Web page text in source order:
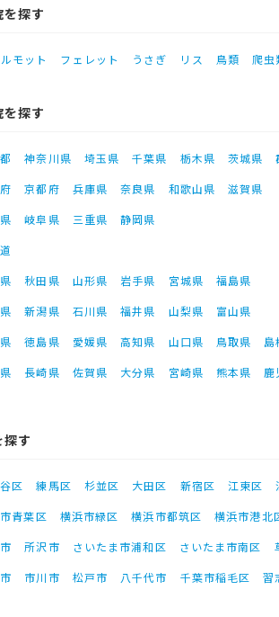
探す
モット フェレット うさぎ リス 鳥類 爬虫
探す
神奈川県 埼玉県 千葉県 栃木県 茨城県
京都府 兵庫県 奈良県 和歌山県
滋賀県
岐阜県 三重県
静岡県
秋田県 山形県 岩手県 宮城県
福島県
新潟県 石川県 福井県 山梨県
富山県
徳島県 愛媛県 高知県 山口県 鳥取県 島
長崎県 佐賀県 大分県 宮崎県 熊本県 鹿
す
区 練馬区 杉並区 大田区 新宿区 江東区
青葉区 横浜市緑区 横浜市都筑区 横浜市港北
所沢市 さいたま市浦和区 さいたま市南区
市川市 松戸市 八千代市 千葉市稲毛区 習